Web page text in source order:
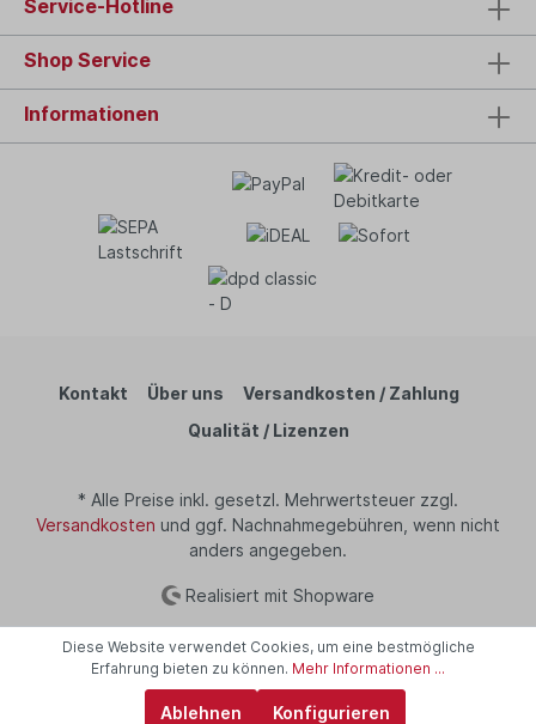
Service-Hotline
Shop Service
Informationen
Kontakt Über uns
Versandkosten / Zahlung
Qualität / Lizenzen
* Alle Preise inkl. gesetzl. Mehrwertsteuer zzgl.
Versandkosten und ggf. Nachnahmegebühren, wenn nicht
anders angegeben.
Realisiert mit Shopware
Diese Website verwendet Cookies, um eine bestmögliche
Erfahrung bieten zu können. Mehr Informationen ...
Ablehnen Konfigurieren